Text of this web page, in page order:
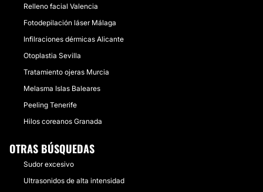
Relleno facial Valencia
Fotodepilación láser Málaga
Infilraciones dérmicas Alicante
Otoplastia Sevilla
Tratamiento ojeras Murcia
Melasma Islas Baleares
Peeling Tenerife
Hilos coreanos Granada
OTRAS BÚSQUEDAS
Sudor excesivo
Ultrasonidos de alta intensidad